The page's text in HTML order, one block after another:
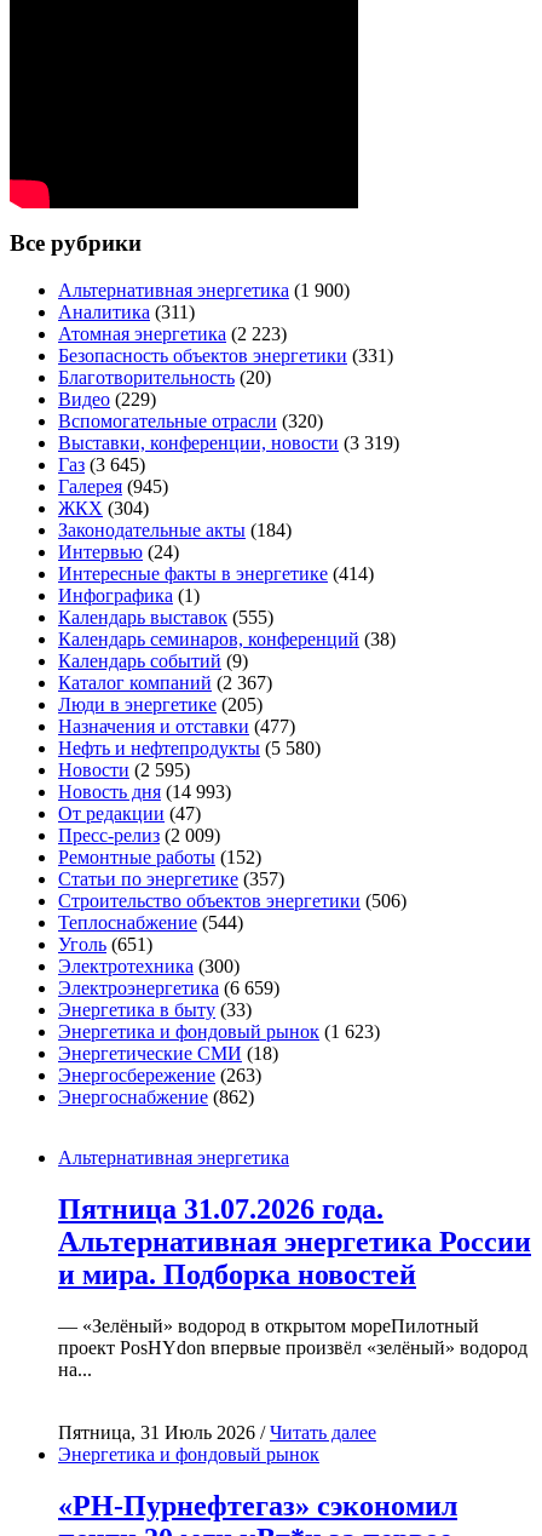
Все рубрики
Альтернативная энергетика (1 900)
Аналитика (311)
Атомная энергетика (2 223)
Безопасность объектов энергетики (331)
Благотворительность (20)
Видео (229)
Вспомогательные отрасли (320)
Выставки, конференции, новости (3 319)
Газ (3 645)
Галерея (945)
ЖКХ (304)
Законодательные акты (184)
Интервью (24)
Интересные факты в энергетике (414)
Инфографика (1)
Календарь выставок (555)
Календарь семинаров, конференций (38)
Календарь событий (9)
Каталог компаний (2 367)
Люди в энергетике (205)
Назначения и отставки (477)
Нефть и нефтепродукты (5 580)
Новости (2 595)
Новость дня (14 993)
От редакции (47)
Пресс-релиз (2 009)
Ремонтные работы (152)
Статьи по энергетике (357)
Строительство объектов энергетики (506)
Теплоснабжение (544)
Уголь (651)
Электротехника (300)
Электроэнергетика (6 659)
Энергетика в быту (33)
Энергетика и фондовый рынок (1 623)
Энергетические СМИ (18)
Энергосбережение (263)
Энергоснабжение (862)
Альтернативная энергетика
Пятница 31.07.2026 года.
Альтернативная энергетика России
и мира. Подборка новостей
— «Зелёный» водород в открытом мореПилотный
проект PosHYdon впервые произвёл «зелёный» водород
на...
Пятница, 31 Июль 2026 /Читать далее
Энергетика и фондовый рынок
«РН-Пурнефтегаз» сэкономил